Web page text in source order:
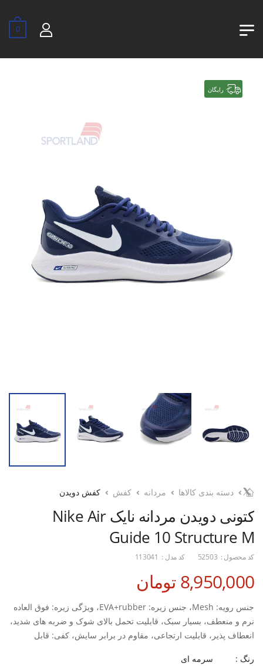
0
رایگان
دسته بندی کالاها مردانه کفش کفش دویدن
کتونی دویدن مردانه نایک Nike Air
Guide 10 Structure M
کد محصول : 52503 کد مدل : 113041
8,950,000 تومان
جنس رویه: Mesh، جنس زیره: EVA+rubber، ویژگی زیره: فوق العاده
نرم و منعطف، بسیار سبک، قابلیت تحمل بالای شوک و ضربه های شدید،
انعطاف پذیر، قابلیت ارتجاعی، مقاوم در برابر سایش، کفی: قابل
روزمره
رنگ : سرمه ای